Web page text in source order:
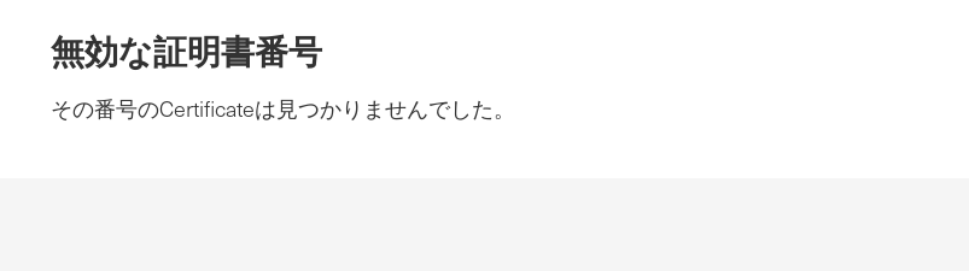
ュ
無効な証明書番号
その番号のCertificateは見つかりませんでした。